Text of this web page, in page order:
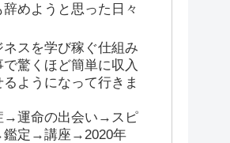
めようと思った日々
ネスを学び稼ぐ仕組み
で驚くほど簡単に収入
るようになって行きま
→運命の出会い→スピ
定→講座→2020年